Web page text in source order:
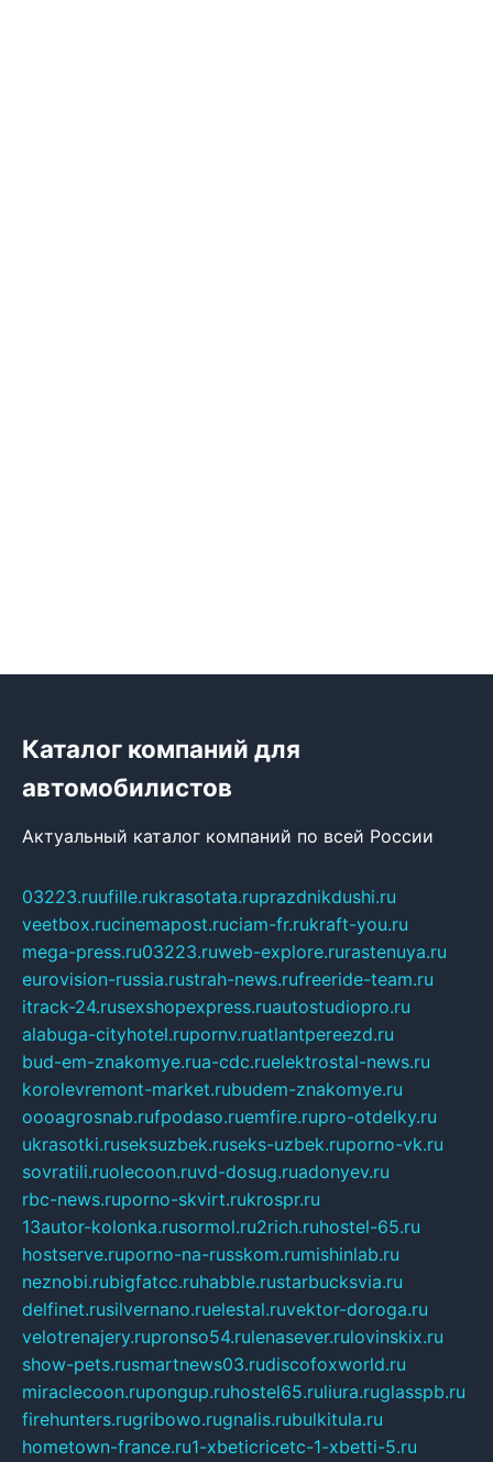
Каталог компаний для
автомобилистов
Актуальный каталог компаний по всей России
03223.ruufille.rukrasotata.ruprazdnikdushi.ru
veetbox.rucinemapost.ruciam-fr.rukraft-you.ru
mega-press.ru03223.ruweb-explore.rurastenuya.ru
eurovision-russia.rustrah-news.rufreeride-team.ru
itrack-24.rusexshopexpress.ruautostudiopro.ru
alabuga-cityhotel.rupornv.ruatlantpereezd.ru
bud-em-znakomye.rua-cdc.ruelektrostal-news.ru
korolevremont-market.rubudem-znakomye.ru
oooagrosnab.rufpodaso.ruemfire.rupro-otdelky.ru
ukrasotki.ruseksuzbek.ruseks-uzbek.ruporno-vk.ru
sovratili.ruolecoon.ruvd-dosug.ruadonyev.ru
rbc-news.ruporno-skvirt.rukrospr.ru
13autor-kolonka.rusormol.ru2rich.ruhostel-65.ru
hostserve.ruporno-na-russkom.rumishinlab.ru
neznobi.rubigfatcc.ruhabble.rustarbucksvia.ru
delfinet.rusilvernano.ruelestal.ruvektor-doroga.ru
velotrenajery.rupronso54.rulenasever.rulovinskix.ru
show-pets.rusmartnews03.rudiscofoxworld.ru
miraclecoon.rupongup.ruhostel65.ruliura.ruglasspb.ru
firehunters.rugribowo.rugnalis.rubulkitula.ru
hometown-france.ru1-xbeticricetc-1-xbetti-5.ru